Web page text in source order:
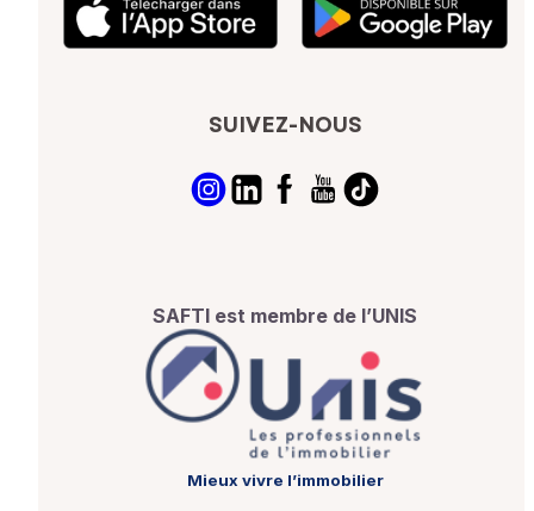
SUIVEZ-NOUS
SAFTI est membre de l’UNIS
Mieux vivre l’immobilier